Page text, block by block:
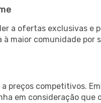
a ofertas exclusivas e
maior comunidade
preços competitivos.
em consideração